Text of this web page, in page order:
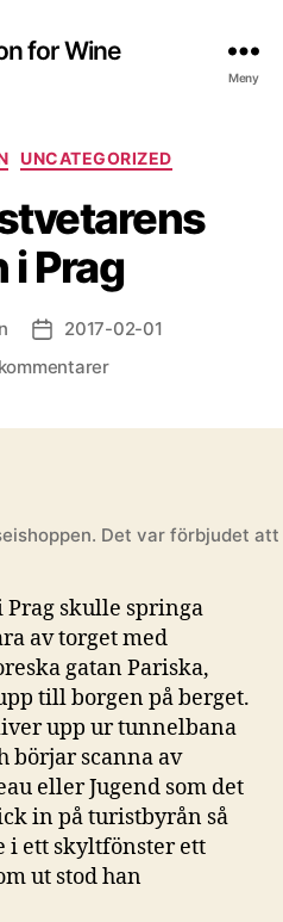
for Wine
Meny
Kategorier
UNCATEGORIZED
i Prag
Inläggsdatum
2017-02-01
till
Det var förbjudet
skulle springa
av torget med
gatan Pariska,
till borgen på berget.
upp ur tunnelbana
börjar scanna av
eller Jugend som det
in på turistbyrån så
i ett skyltfönster ett
ut stod han